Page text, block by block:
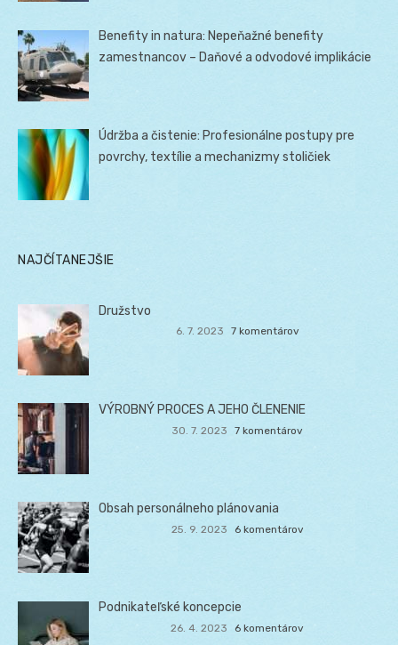
Benefity in natura: Nepeňažné benefity
zamestnancov – Daňové a odvodové implikácie
Údržba a čistenie: Profesionálne postupy pre
povrchy, textílie a mechanizmy stoličiek
NAJČÍTANEJŠIE
Družstvo
6. 7. 2023 7 komentárov
VÝROBNÝ PROCES A JEHO ČLENENIE
30. 7. 2023 7 komentárov
Obsah personálneho plánovania
25. 9. 2023 6 komentárov
Podnikateľské koncepcie
26. 4. 2023 6 komentárov